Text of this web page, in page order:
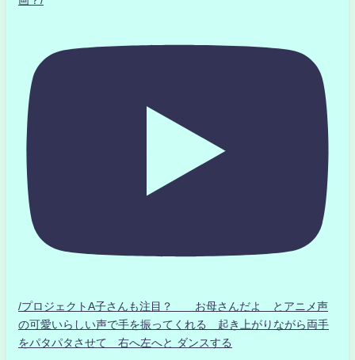
/プロジェクトA子さんも注目？ お母さんだよ とアニメ声
の可愛いらしい声で手を振ってくれる 起き上がりながら両手
をパタパタさせて 右へ左へと ダンスする